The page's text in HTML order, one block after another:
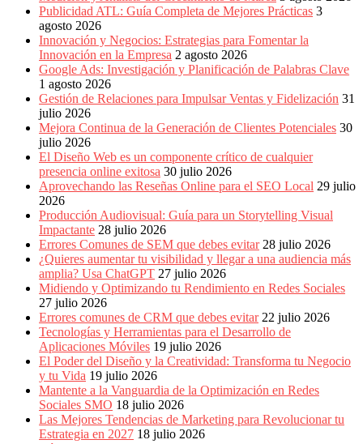
Interactivo,
Medios,
Publicidad,
Marketing,
Campañas
Publicitarias,
Agencias,
Empresas,
Negocios,
Tendencias,
Trendings,
Dinero,
Economía,
Diseño
Web,
Móviles,
Estrategias
Digitales,
Estrategias
Publicitarias,
Alianzas,
Clientes,
Innovación,
Tecnología,
Noticias,
Artículos,
Gente,
Contenidos
Calidad,
Publicidad ATL: Guía Completa de Mejores Prácticas 3
agosto 2026
Innovación y Negocios: Estrategias para Fomentar la
Innovación en la Empresa 2 agosto 2026
Google Ads: Investigación y Planificación de Palabras Clave
1 agosto 2026
Gestión de Relaciones para Impulsar Ventas y Fidelización 31
julio 2026
Mejora Continua de la Generación de Clientes Potenciales 30
julio 2026
El Diseño Web es un componente crítico de cualquier
presencia online exitosa 30 julio 2026
Aprovechando las Reseñas Online para el SEO Local 29 julio
2026
Producción Audiovisual: Guía para un Storytelling Visual
Impactante 28 julio 2026
Errores Comunes de SEM que debes evitar 28 julio 2026
¿Quieres aumentar tu visibilidad y llegar a una audiencia más
amplia? Usa ChatGPT 27 julio 2026
Midiendo y Optimizando tu Rendimiento en Redes Sociales
27 julio 2026
Errores comunes de CRM que debes evitar 22 julio 2026
Tecnologías y Herramientas para el Desarrollo de
Aplicaciones Móviles 19 julio 2026
El Poder del Diseño y la Creatividad: Transforma tu Negocio
y tu Vida 19 julio 2026
Mantente a la Vanguardia de la Optimización en Redes
Sociales SMO 18 julio 2026
Las Mejores Tendencias de Marketing para Revolucionar tu
Estrategia en 2027 18 julio 2026